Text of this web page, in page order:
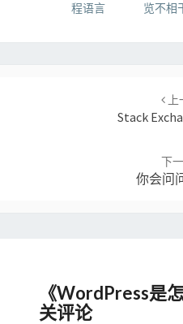
程语言
览不相
Stack
下
你会问
《WordPress是怎
关评论